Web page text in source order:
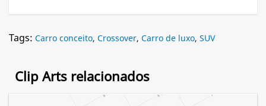
Tags: Carro conceito, Crossover, Carro de luxo, SUV
Clip Arts relacionados